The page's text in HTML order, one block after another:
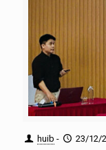
huib -
23/12/